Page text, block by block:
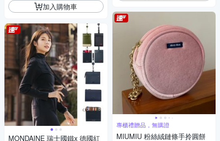
加入購物車
MONDAINE 瑞士國鐵x 德國紅
專櫃禮贈品，無購證
MIUMIU 粉絲絨鏈條手拎圓餅